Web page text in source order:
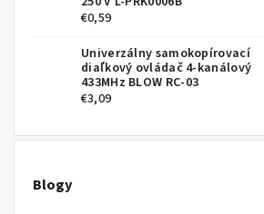
€0,59
Univerzálny samokopírovací
diaľkový ovládač 4-kanálový
433MHz BLOW RC-03
€3,09
Blogy